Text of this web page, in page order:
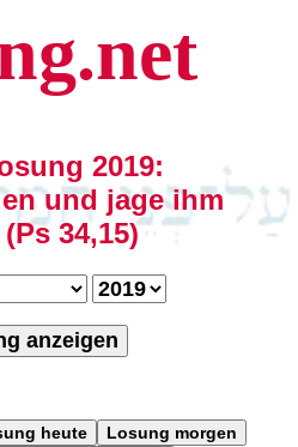
2019:
und jage ihm
34,15)
anzeigen
heute
Losung morgen